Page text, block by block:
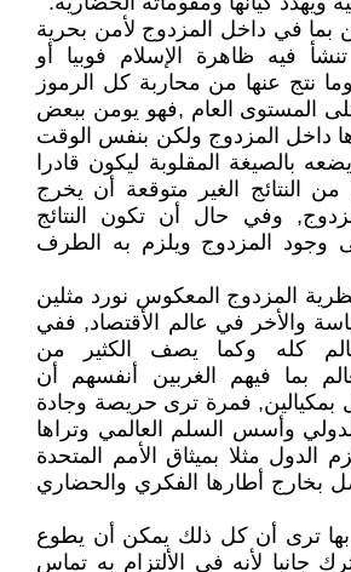
بما في داخل المزدوج لأمن بحرية
فيه ظاهرة الإسلام فوبيا أو
نتج عنها من محاربة كل الرموز
المستوى العام ,فهو يومن ببعض
داخل المزدوج ولكن بنفس الوقت
بالصيغة المقلوبة ليكون قادرا
النتائج الغير متوقعة أن يخرج
وفي حال أن تكون النتائج
وجود المزدوج ويلزم به الطرف
المزدوج المعكوس نورد مثلين
والأخر في عالم الأقتصاد, ففي
كله وكما يصف الكثير من
بما فيهم الغربين أنفسهم أن
بمكيالين, فمرة ترى حريصة وجادة
وأسس السلم العالمي وتراها
الدول مثلا بميثاق الأمم المتحدة
بخارج أطارها الفكري والحضاري
بها ترى أن كل ذلك يمكن أن يطوع
جانبا لأنه في الألتزام به تماس